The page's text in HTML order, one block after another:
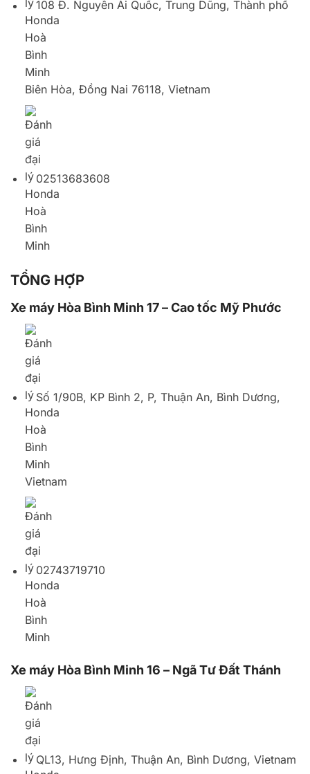
02513683608
TỔNG HỢP
Xe máy Hòa Bình Minh 17 – Cao tốc Mỹ Phước
Số 1/90B, KP Bình 2, P, Thuận An, Bình Dương,
Vietnam
02743719710
Xe máy Hòa Bình Minh 16 – Ngã Tư Đất Thánh
QL13, Hưng Định, Thuận An, Bình Dương, Vietnam
02743799911